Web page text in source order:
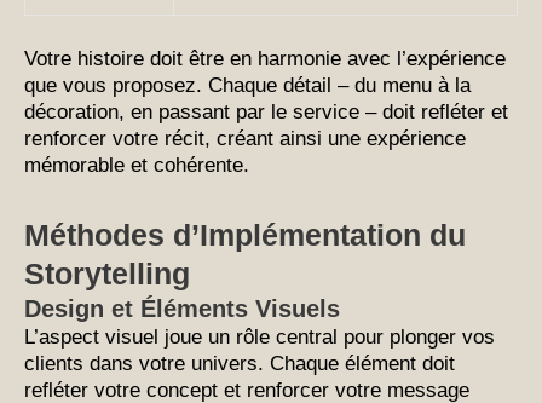
Votre histoire doit être en harmonie avec l’expérience
que vous proposez. Chaque détail – du menu à la
décoration, en passant par le service – doit refléter et
renforcer votre récit, créant ainsi une expérience
mémorable et cohérente.
Méthodes d’Implémentation du
Storytelling
Design et Éléments Visuels
L’aspect visuel joue un rôle central pour plonger vos
clients dans votre univers. Chaque élément doit
refléter votre concept et renforcer votre message